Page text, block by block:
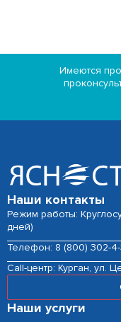
Имеются
Наши контакты
Режим работы:
дней)
Телефон: 8 (800) 302-
Сall-центр: Курган, ул.
Наши услуги